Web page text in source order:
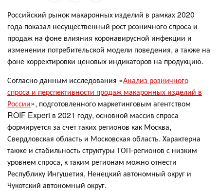
Российский рынок макаронных изделий в рамках 2020
года показал несущественный рост розничного спроса и
продаж на фоне влияния коронавирусной инфекции и
изменении потребительской модели поведения, а также на
фоне корректировки ценовых индикаторов на продукцию.
Согласно данным исследования «Анализ розничного
спроса и перспективности продаж макаронных изделий в
России», подготовленного маркетинговым агентством
ROIF Expert в 2021 году, основной массив спроса
формируется за счет таких регионов как Москва,
Свердловская область и Московская область. Характерна
также и стабильность структуры ТОП-регионов с низким
уровнем спроса, к таким регионам можно отнести
Республику Ингушетия, Ненецкий автономный округ и
Чукотский автономный округ.